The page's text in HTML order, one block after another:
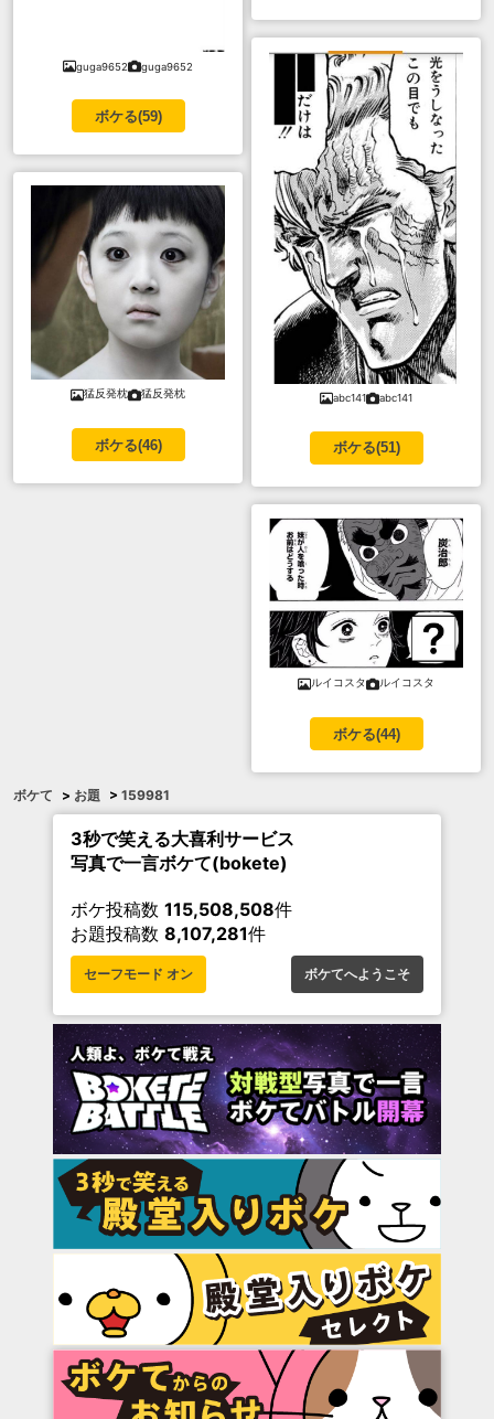
guga9652 guga9652
ボケる(59)
猛反発枕 猛反発枕
ボケる(46)
abc141 abc141
ボケる(51)
ルイコスタ ルイコスタ
ボケる(44)
ボケて > お題 > 159981
3秒で笑える大喜利サービス
写真で一言ボケて(bokete)
ボケ投稿数 115,508,508件
お題投稿数 8,107,281件
セーフモード オン ボケてへようこそ